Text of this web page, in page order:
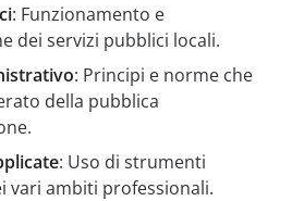
: Funzionamento e
dei servizi pubblici locali.
: Principi e norme che
della pubblica
: Uso di strumenti
vari ambiti professionali.